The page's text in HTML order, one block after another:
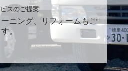
スのご提案
ニング、リフォームもご
。